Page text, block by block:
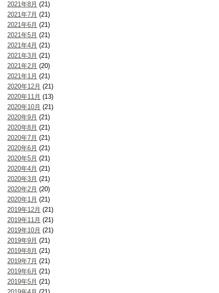
2021年8月 (21)
2021年7月 (21)
2021年6月 (21)
2021年5月 (21)
2021年4月 (21)
2021年3月 (21)
2021年2月 (20)
2021年1月 (21)
2020年12月 (21)
2020年11月 (13)
2020年10月 (21)
2020年9月 (21)
2020年8月 (21)
2020年7月 (21)
2020年6月 (21)
2020年5月 (21)
2020年4月 (21)
2020年3月 (21)
2020年2月 (20)
2020年1月 (21)
2019年12月 (21)
2019年11月 (21)
2019年10月 (21)
2019年9月 (21)
2019年8月 (21)
2019年7月 (21)
2019年6月 (21)
2019年5月 (21)